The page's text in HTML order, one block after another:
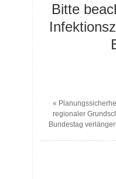
Bitte
«
regionaler
Bundestag